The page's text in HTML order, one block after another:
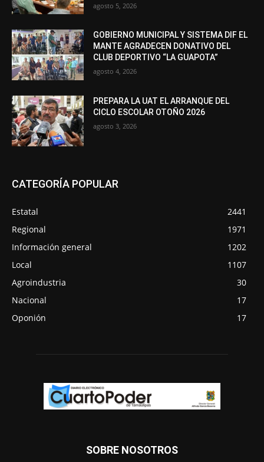
agosto 5, 2026
GOBIERNO MUNICIPAL Y SISTEMA DIF EL
MANTE AGRADECEN DONATIVO DEL
CLUB DEPORTIVO “LA GUAPOTA”
agosto 4, 2026
PREPARA LA UAT EL ARRANQUE DEL
CICLO ESCOLAR OTOÑO 2026
agosto 3, 2026
CATEGORÍA POPULAR
Estatal
2441
Regional
1971
Información general
1202
Local
1107
Agroindustria
30
Nacional
17
Oponión
17
SOBRE NOSOTROS